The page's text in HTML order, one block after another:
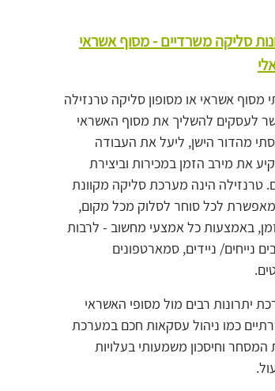
סליקה משרדיים - מסוף אשראי
מסוף אשראי או מסופון סליקה טרנזילה
לעסקים להשליך את מסוף האשראי
מהדור הישן, ליעל את העבודה
את מירב הזמן במכירות וביצירת
טרנזילה הינה מערכת סליקה מקוונת
לכל סוחר לסלוק מכל מקום,
באמצעות כל אמצעי מחשוב - לרבות
נייחים/ ניידים, סמארטפונים
יתרונות רבים מול מסופי האשראי
כמו ניהול עסקאות חכם במערכת
וחיסכון משמעותי בעלויות